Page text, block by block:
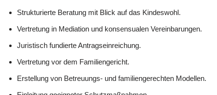
Strukturierte Beratung mit Blick auf das Kindeswohl.
Vertretung in Mediation und konsensualen Vereinbarungen.
Juristisch fundierte Antragseinreichung.
Vertretung vor dem Familiengericht.
Erstellung von Betreuungs- und familiengerechten Modellen.